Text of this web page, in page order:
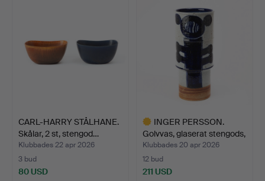
CARL-HARRY STÅLHANE.
Skålar, 2 st, stengod…
Klubbades 22 apr 2026
3 bud
80 USD
INGER PERSSON.
Golvvas, glaserat stengods,
…
Klubbades 20 apr 2026
12 bud
211 USD